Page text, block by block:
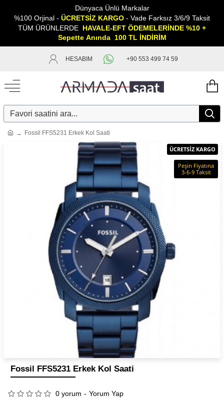
Dünyaca Ünlü Markalar
%100 Orjinal - ÜCRETSİZ KARGO - Vade Farksız 3/6/9 Taksit
TÜM ÜRÜNLERDE HAVALE-EFT ÖDEMELERİNDE %10 +
Sepette Anında 100 TL İNDİRİM
HESABIM +90 553 499 74 59
Fossil FFS5231 Erkek Kol Saati
ÜCRETSİZ KARGO
Peşin Fiyatına
3-6-9 Taksit
Fossil FFS5231 Erkek Kol Saati
0 yorum - Yorum Yap